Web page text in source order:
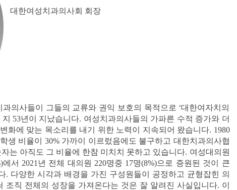
대한여성치과의사회 회장
의사들이 그들의 교류와 권익 보호의 목적으로 ‘대한여자치의
53년이 지났습니다. 여성치과의사들의 가파른 수적 증가와 더
화에 맞는 목소리를 내기 위한 노력이 지속되어 왔습니다. 1980
생 비율이 30% 가까이 이르렀음에도 불구하고 대한치과의사협
는 아직도 그 비율에 한참 미치치 못하고 있습니다. 여성대의원
에서 2021년 전체 대의원 220명중 17명(8%)으로 증원된 것이 큰
. 다양한 시각과 배경을 가진 구성원들이 공정하고 균형잡힌 의
조직 전체의 성장을 가져온다는 것은 잘 알려진 사실입니다. 이